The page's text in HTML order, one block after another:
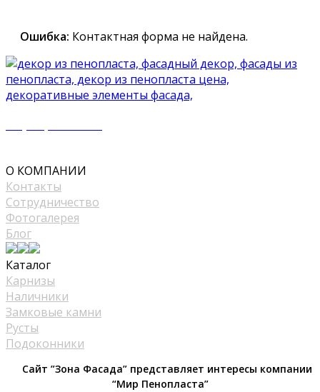
Ошибка: Контактная форма не найдена.
О КОМПАНИИ
Контакты
Сотрудничество
Фотогалерея
Блог
Каталог
Карнизы
Наличники
Замковые камни
Русты
Подоконники
Сайт ”Зона Фасада” представляет интересы компании
“Мир Пенопласта”